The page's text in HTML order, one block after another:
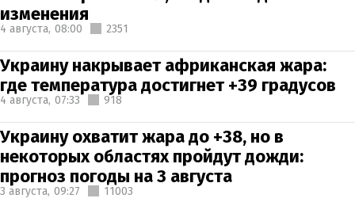
изменения
4 августа, 08:00 2351
Украину накрывает африканская жара:
где температура достигнет +39 градусов
4 августа, 07:33 918
Украину охватит жара до +38, но в
некоторых областях пройдут дожди:
прогноз погоды на 3 августа
3 августа, 09:27 11003